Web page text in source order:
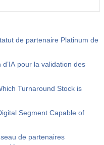
de partenaire Platinum de
pour la validation des
Turnaround Stock is
Segment Capable of
de partenaires